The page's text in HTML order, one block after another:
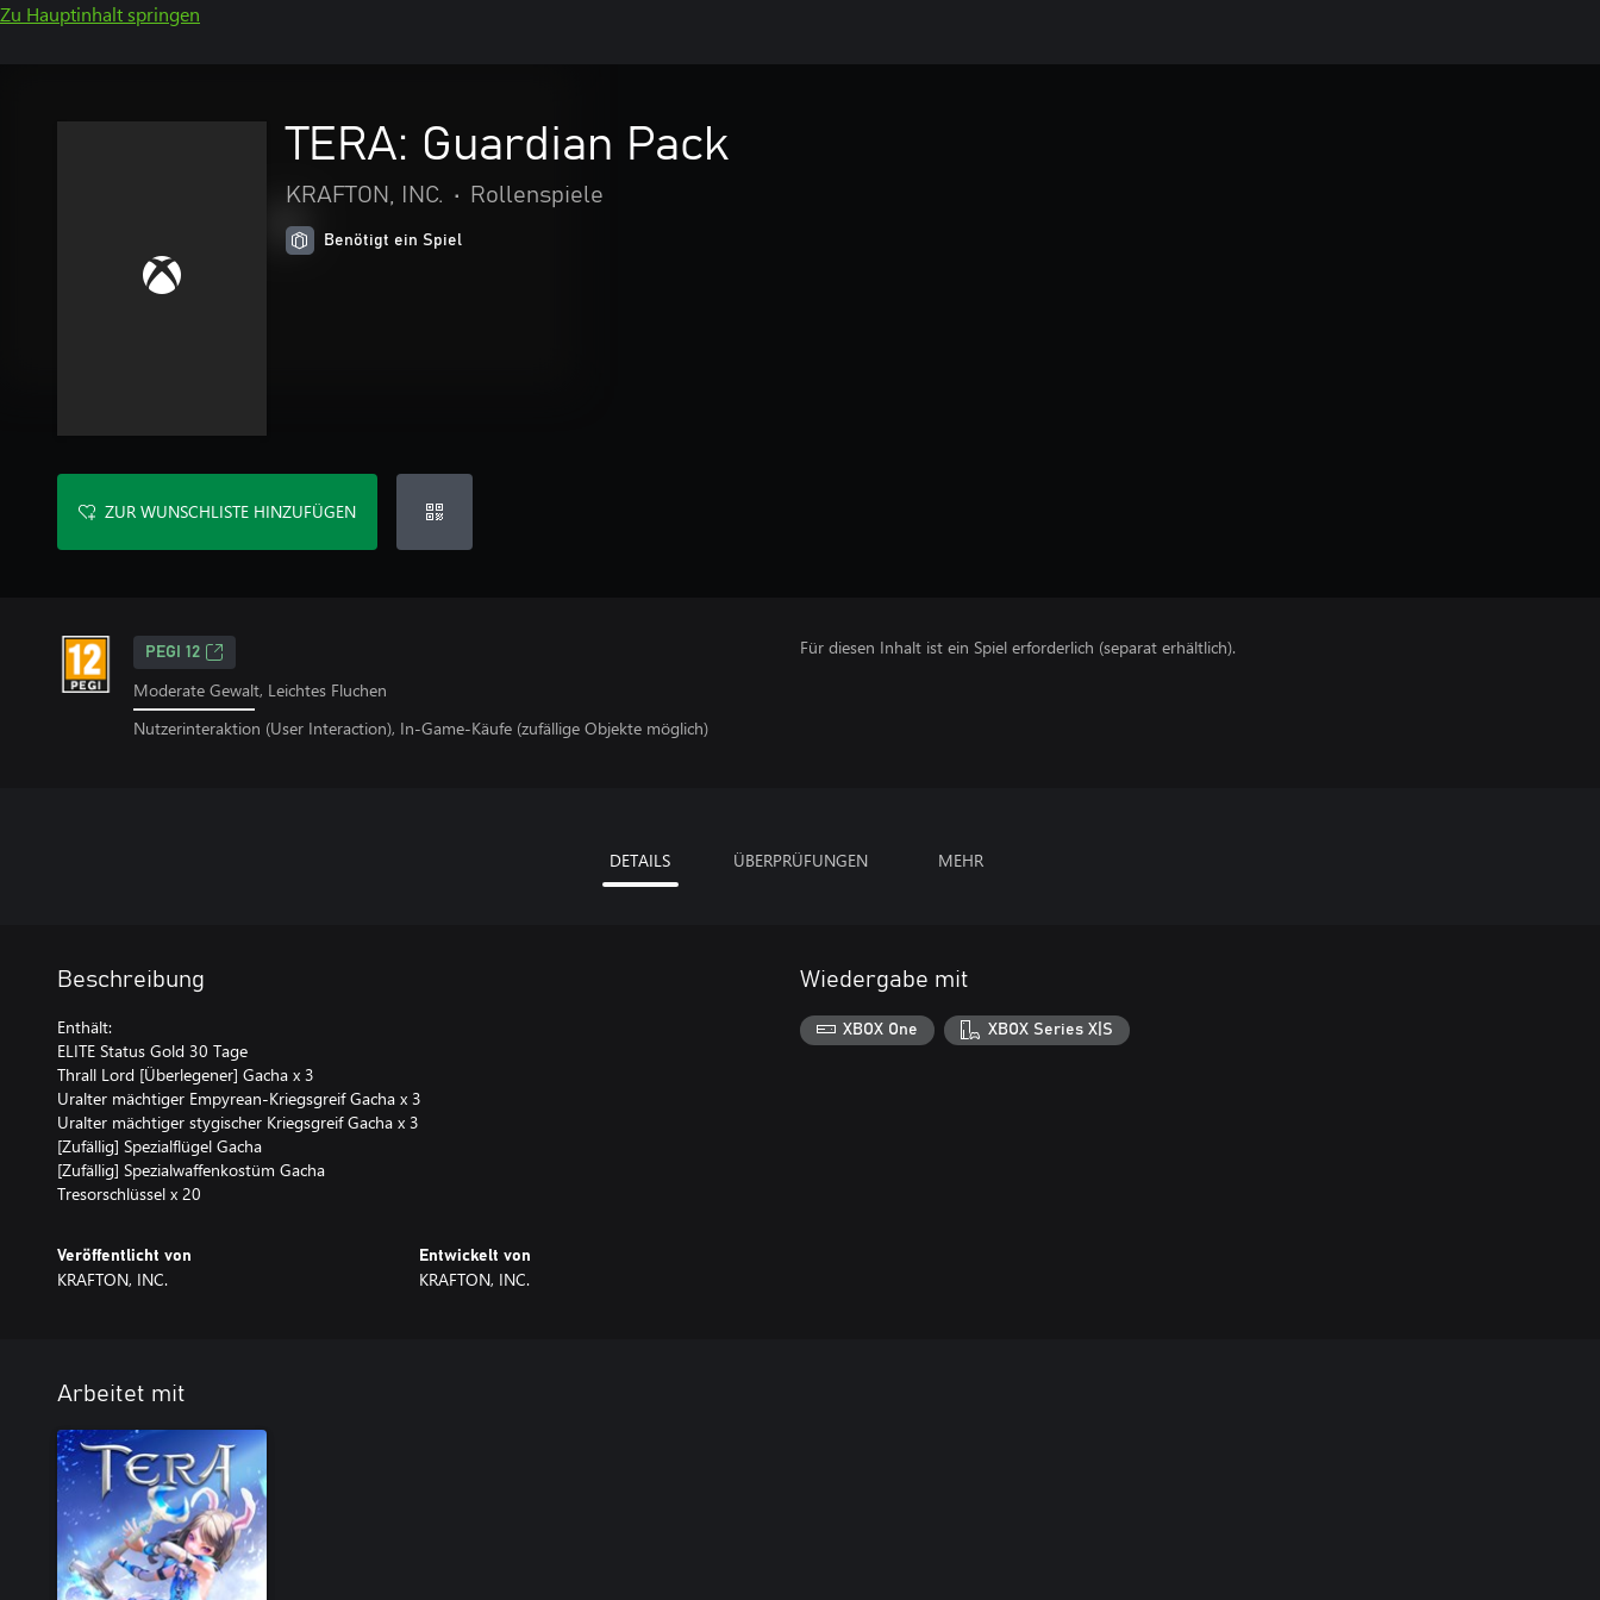
Zu Hauptinhalt springen
TERA: Guardian Pack
KRAFTON, INC. • Rollenspiele
Benötigt ein Spiel
ZUR WUNSCHLISTE HINZUFÜGEN
PEGI 12
Moderate Gewalt, Leichtes Fluchen
Nutzerinteraktion (User Interaction), In-Game-Käufe (zufällige Objekte möglich)
Für diesen Inhalt ist ein Spiel erforderlich (separat erhältlich).
DETAILS ÜBERPRÜFUNGEN MEHR
Beschreibung
Enthält:
ELITE Status Gold 30 Tage
Thrall Lord [Überlegener] Gacha x 3
Uralter mächtiger Empyrean-Kriegsgreif Gacha x 3
Uralter mächtiger stygischer Kriegsgreif Gacha x 3
[Zufällig] Spezialflügel Gacha
[Zufällig] Spezialwaffenkostüm Gacha
Tresorschlüssel x 20
Veröffentlicht von
KRAFTON, INC.
Entwickelt von
KRAFTON, INC.
Wiedergabe mit
XBOX One XBOX Series X|S
Arbeitet mit